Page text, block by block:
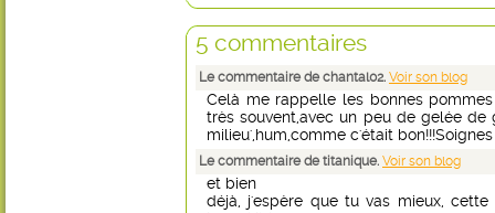
5 commentaires
Le commentaire de chantal02. Voir son blog
Celà me rappelle les bonnes
très souvent,avec un peu de gelée
milieu',hum,comme c'était
Le commentaire de titanique. Voir son blog
et bien
déjà, j'espère que tu vas mieux,